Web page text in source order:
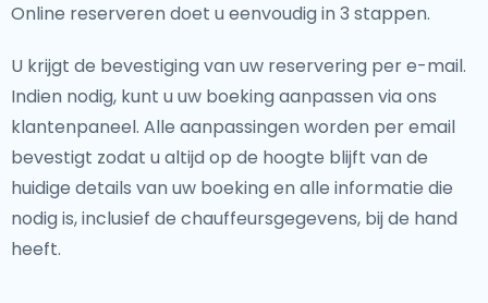
Online reserveren doet u eenvoudig in 3 stappen.
U krijgt de bevestiging van uw reservering per e-mail.
Indien nodig, kunt u uw boeking aanpassen via ons
klantenpaneel. Alle aanpassingen worden per email
bevestigt zodat u altijd op de hoogte blijft van de
huidige details van uw boeking en alle informatie die
nodig is, inclusief de chauffeursgegevens, bij de hand
heeft.